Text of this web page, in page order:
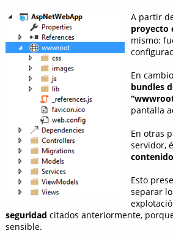
A partir
proyecto
mismo:
En
bundles
pantalla
En otras
servidor,
Esto
separar
seguridad citados anteriormente,
sensible.